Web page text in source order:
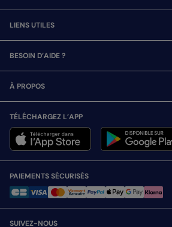
LIENS UTILES
BESOIN D’AIDE ?
À PROPOS
TÉLÉCHARGEZ L’APP
PAIEMENTS SÉCURISÉS
SUIVEZ-NOUS